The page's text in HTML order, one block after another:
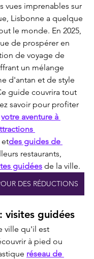
vues imprenables sur
Lisbonne a quelque
le monde. En 2025,
de prospérer en
de voyage de
un mélange
d'antan et de style
guide couvrira tout
savoir pour profiter
votre aventure à
etdes guides de
restaurants,
guidées de la ville.
DES RÉDUCTIONS
visites guidées
ville qu'il est
à pied ou
réseau de